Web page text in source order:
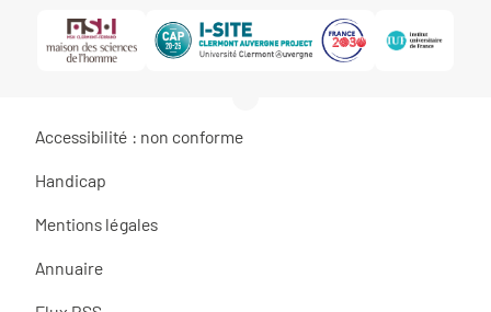
Accessibilité : non conforme
Handicap
Mentions légales
Annuaire